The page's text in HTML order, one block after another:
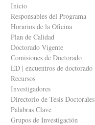
Inicio
Responsables del Programa
Horarios de la Oficina
Plan de Calidad
Doctorado Vigente
Comisiones de Doctorado
ED | encuentros de doctorado
Recursos
Investigadores
Directorio de Tesis Doctorales
Palabras Clave
Grupos de Investigación